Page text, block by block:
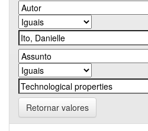
Retornar valores